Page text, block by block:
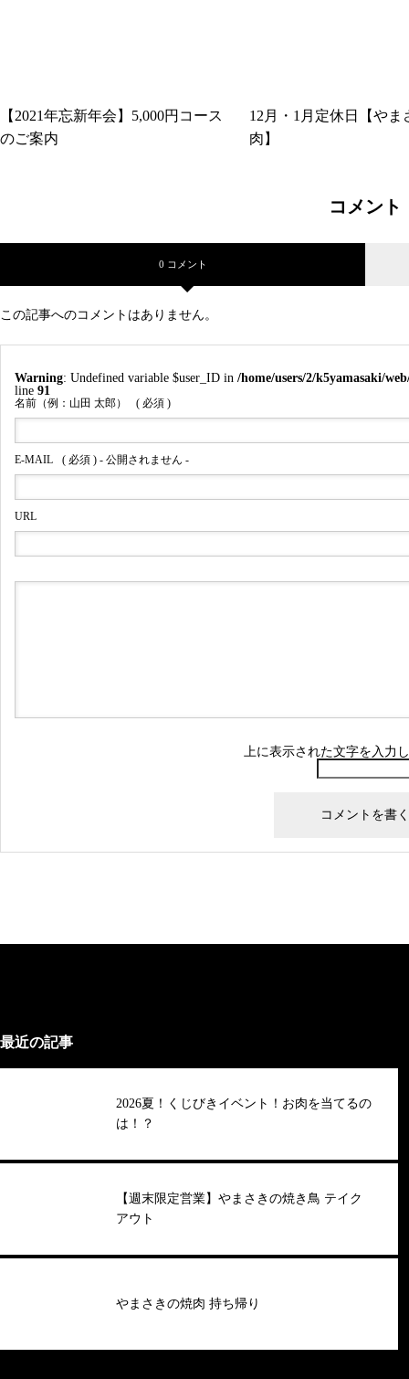
【2021年忘新年会】5,000円コース
のご案内
12月・1月定休日【やま
肉】
コメント
0 コメント
この記事へのコメントはありません。
Warning : Undefined variable $user_ID in /home/users/2/k5yamasaki/
line 91
名前（例：山田 太郎） ( 必須 )
E-MAIL ( 必須 ) - 公開されません -
URL
上に表示された文字を入力
最近の記事
2026夏！くじびきイベント！お肉を当てるの
は！？
【週末限定営業】やまさきの焼き鳥 テイク
アウト
やまさきの焼肉 持ち帰り